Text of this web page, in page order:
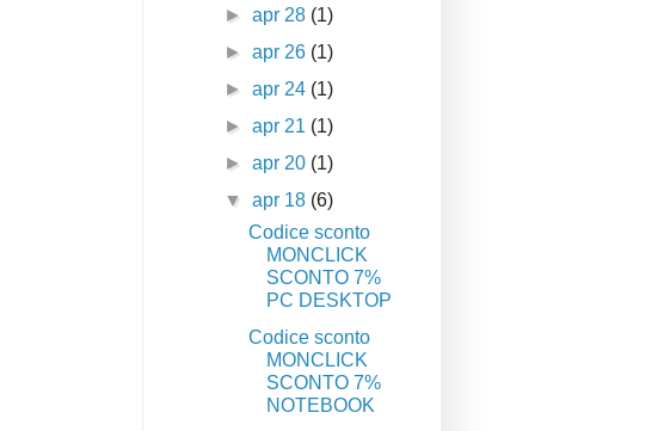
►apr 28 (1)
►apr 26 (1)
►apr 24 (1)
►apr 21 (1)
►apr 20 (1)
▼apr 18 (6)
Codice sconto
MONCLICK
SCONTO 7%
PC DESKTOP
Codice sconto
MONCLICK
SCONTO 7%
NOTEBOOK